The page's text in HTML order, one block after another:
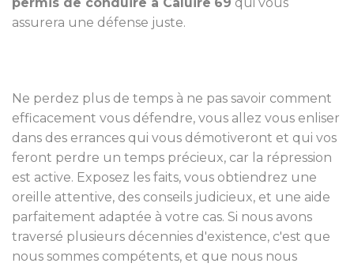
assurera une défense juste.
Ne perdez plus de temps à ne pas savoir comment
efficacement vous défendre, vous allez vous enliser
dans des errances qui vous démotiveront et qui vos
feront perdre un temps précieux, car la répression
est active. Exposez les faits, vous obtiendrez une
oreille attentive, des conseils judicieux, et une aide
parfaitement adaptée à votre cas. Si nous avons
traversé plusieurs décennies d'existence, c'est que
nous sommes compétents, et que nous nous